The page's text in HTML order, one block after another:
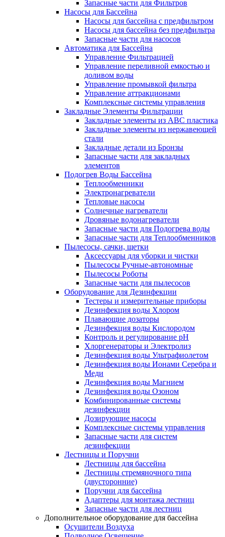
Запасные части для Фильтров
Насосы для Бассейна
Насосы для бассейна с предфильтром
Насосы для бассейна без предфильтра
Запасные части для насосов
Автоматика для Бассейна
Управление Фильтрацией
Управление переливной емкостью и
доливом воды
Управление промывкой фильтра
Управление аттракционами
Комплексные системы управления
Закладные Элементы Фильтрации
Закладные элементы из ABC пластика
Закладные элементы из нержавеющей
стали
Закладные детали из Бронзы
Запасные части для закладных
элементов
Подогрев Воды Бассейна
Теплообменники
Электронагреватели
Тепловые насосы
Солнечные нагреватели
Дровяные водонагреватели
Запасные части для Подогрева воды
Запасные части для Теплообменников
Пылесосы, сачки, щетки
Аксессуары для уборки и чистки
Пылесосы Ручные-автономные
Пылесосы Роботы
Запасные части для пылесосов
Оборудование для Дезинфекции
Тестеры и измерительные приборы
Дезинфекция воды Хлором
Плавающие дозаторы
Дезинфекция воды Кислородом
Контроль и регулирование рН
Хлоргенераторы и Электролиз
Дезинфекция воды Ультрафиолетом
Дезинфекция воды Ионами Серебра и
Меди
Дезинфекция воды Магнием
Дезинфекция воды Озоном
Комбинированные системы
дезинфекции
Дозирующие насосы
Комплексные системы управления
Запасные части для систем
дезинфекции
Лестницы и Поручни
Лестницы для бассейна
Лестницы стремяночного типа
(двусторонние)
Поручни для бассейна
Адаптеры для монтажа лестниц
Запасные части для лестниц
Дополнительное оборудование для бассейна
Осушители Воздуха